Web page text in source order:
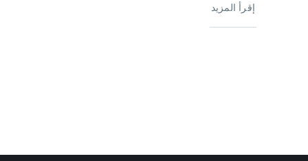
إقرأ المزيد